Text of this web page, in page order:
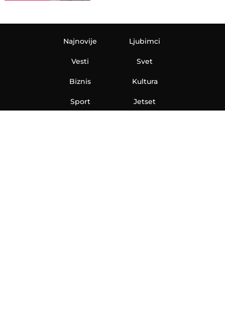
Najnovije
Vesti
Biznis
Sport
Ljubimci
Svet
Kultura
Jetset